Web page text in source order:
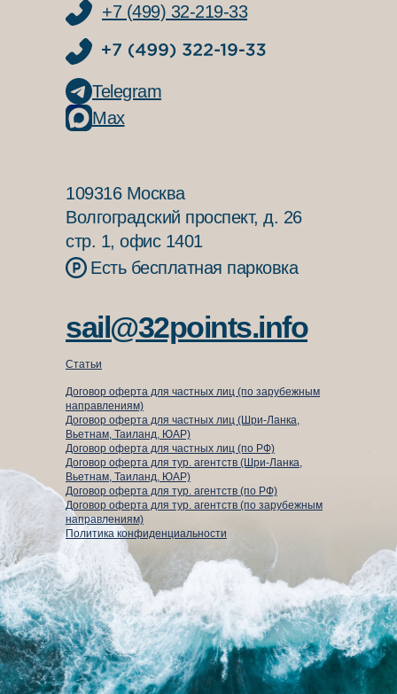
sail@32points.info
+7 (499) 32-219-33
Telegram
Max
109316 Москва
Волгоградский проспект, д. 26
стр. 1, офис 1401
Есть бесплатная парковка
Статьи
Договор оферта для частных лиц (по зарубежным
направлениям)
Договор оферта для частных лиц (Шри-Ланка,
Вьетнам, Таиланд, ЮАР)
Договор оферта для частных лиц (по РФ)
Договор оферта для тур. агентств (Шри-Ланка,
Вьетнам, Таиланд, ЮАР)
⁠Договор оферта для тур. агентств (по РФ)
Договор оферта для тур. агентств (по зарубежным
направлениям)
Политика конфиденциальности